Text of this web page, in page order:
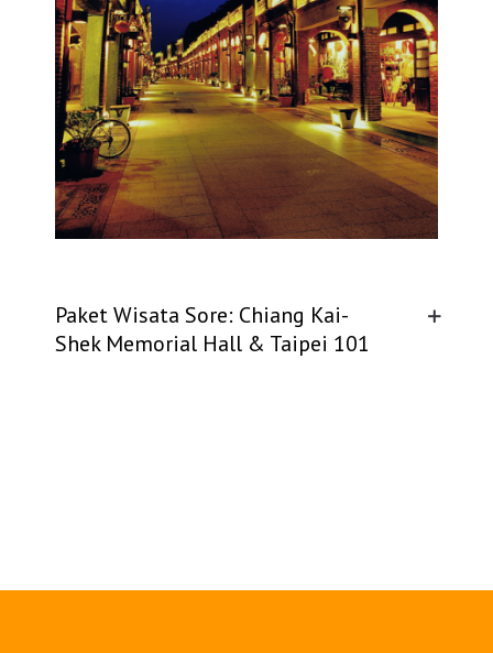
Paket Wisata Sore: Chiang Kai-
Shek Memorial Hall & Taipei 101